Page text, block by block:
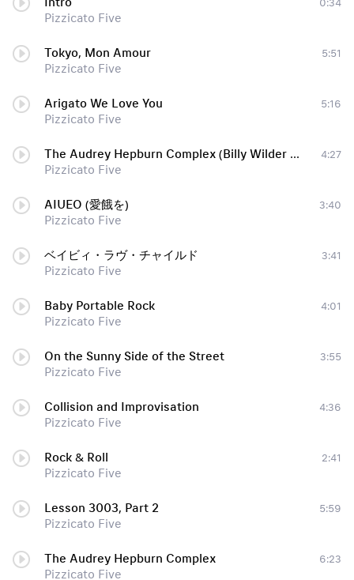
Pizzicato Five
0:34
Tokyo, Mon Amour
Pizzicato Five
5:51
Arigato We Love You
Pizzicato Five
5:16
The Audrey Hepburn Complex (Billy Wilder Mix)
Pizzicato Five
4:27
AIUEO (愛餓を)
Pizzicato Five
3:40
ベイビィ・ラヴ・チャイルド
Pizzicato Five
3:41
Baby Portable Rock
Pizzicato Five
4:01
On the Sunny Side of the Street
Pizzicato Five
3:55
Collision and Improvisation
Pizzicato Five
4:36
Rock & Roll
Pizzicato Five
2:41
Lesson 3003, Part 2
Pizzicato Five
5:59
The Audrey Hepburn Complex
Pizzicato Five
6:23